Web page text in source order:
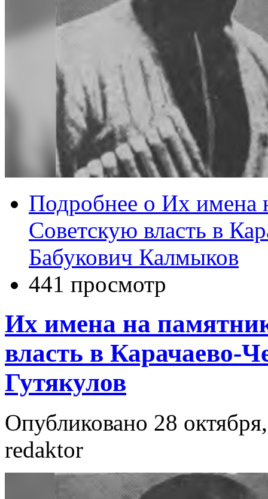
Подробнее о Их имена
Советскую власть в
Бабукович Калмыков
441 просмотр
Их имена на
власть в Карачаево-
Гутякулов
Опубликовано 28
redaktor